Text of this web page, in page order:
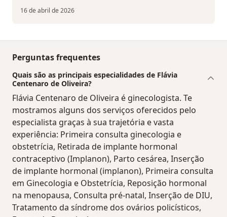
16 de abril de 2026
Perguntas frequentes
Quais são as principais especialidades de Flávia
Centenaro de Oliveira?
Flávia Centenaro de Oliveira é ginecologista. Te
mostramos alguns dos serviços oferecidos pelo
especialista graças à sua trajetória e vasta
experiência: Primeira consulta ginecologia e
obstetrícia, Retirada de implante hormonal
contraceptivo (Implanon), Parto cesárea, Inserção
de implante hormonal (implanon), Primeira consulta
em Ginecologia e Obstetrícia, Reposição hormonal
na menopausa, Consulta pré-natal, Inserção de DIU,
Tratamento da síndrome dos ovários policísticos,